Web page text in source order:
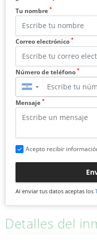
Tu nombre *
Correo electrónico *
Número de teléfono *
▼
Mensaje *
Acepto recibir
Al enviar tus datos aceptas los
Detalles del